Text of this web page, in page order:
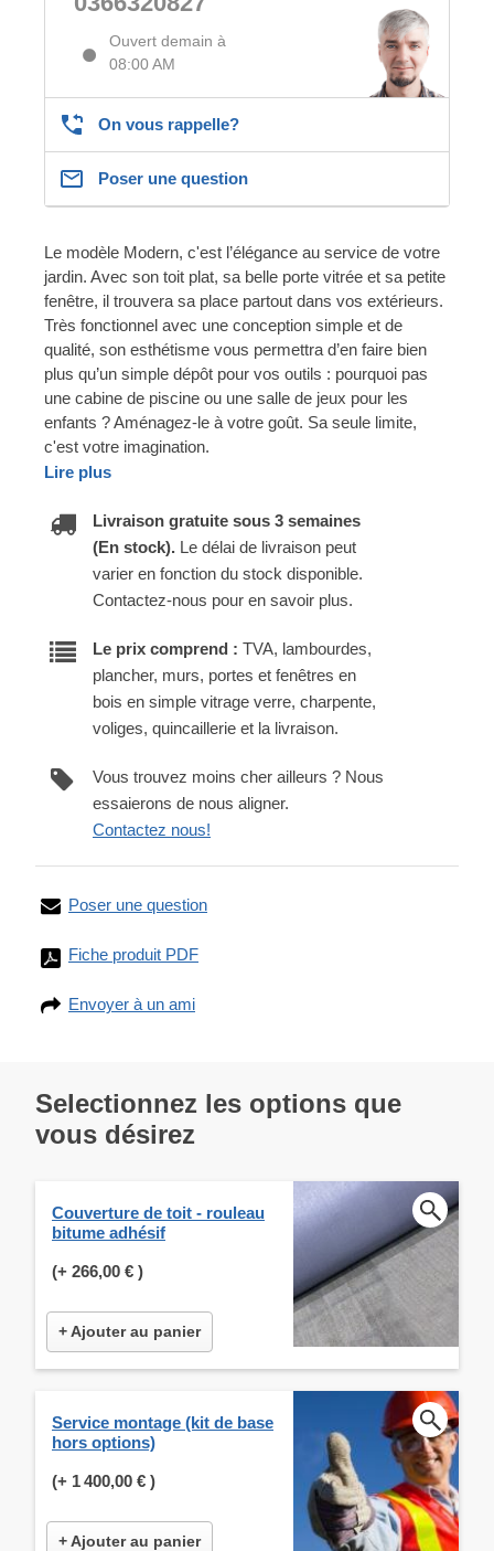
Ouvert demain à
08:00 AM
On vous rappelle?
Poser une question
Le modèle Modern, c'est l’élégance au service de votre
jardin. Avec son toit plat, sa belle porte vitrée et sa petite
fenêtre, il trouvera sa place partout dans vos extérieurs.
Très fonctionnel avec une conception simple et de
qualité, son esthétisme vous permettra d’en faire bien
plus qu’un simple dépôt pour vos outils : pourquoi pas
une cabine de piscine ou une salle de jeux pour les
enfants ? Aménagez-le à votre goût. Sa seule limite,
c'est votre imagination.
Lire plus
Livraison gratuite sous 3 semaines
(En stock). Le délai de livraison peut
varier en fonction du stock disponible.
Contactez-nous pour en savoir plus.
Le prix comprend : TVA, lambourdes,
plancher, murs, portes et fenêtres en
bois en simple vitrage verre, charpente,
voliges, quincaillerie et la livraison.
Vous trouvez moins cher ailleurs ? Nous
essaierons de nous aligner.
Contactez nous!
Poser une question
Fiche produit PDF
Envoyer à un ami
Selectionnez les options que
vous désirez
Couverture de toit - rouleau
bitume adhésif
(+ 266,00 € )
+ Ajouter au panier
Service montage (kit de base
hors options)
(+ 1 400,00 € )
+ Ajouter au panier